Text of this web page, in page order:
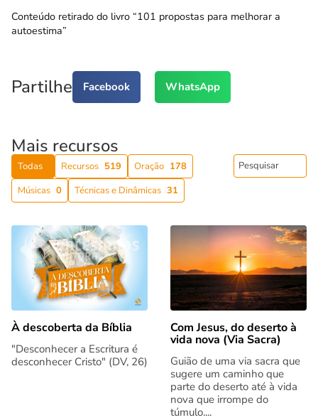
Conteúdo retirado do livro “101 propostas para melhorar a
autoestima”
Partilhe Facebook WhatsApp
Mais recursos
Todas Recursos 519 Oração 178
Músicas 0 Técnicas e Dinâmicas 31
À descoberta da Bíblia
"Desconhecer a Escritura é
desconhecer Cristo" (DV, 26)
Com Jesus, do deserto à
vida nova (Via Sacra)
Guião de uma via sacra que
sugere um caminho que
parte do deserto até à vida
nova que irrompe do
túmulo....